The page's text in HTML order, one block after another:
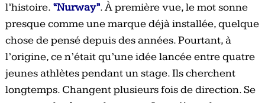
l’histoire. “Nurway”. À première vue, le mot sonne
presque comme une marque déjà installée, quelque
chose de pensé depuis des années. Pourtant, à
l’origine, ce n’était qu’une idée lancée entre quatre
jeunes athlètes pendant un stage. Ils cherchent
longtemps. Changent plusieurs fois de direction. Se